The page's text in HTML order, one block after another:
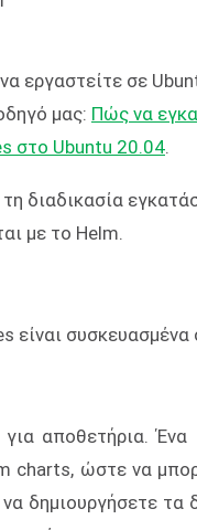
εργαστείτε σε
μας: Πώς να
στο Ubuntu 20.04
διαδικασία
με το Helm.
είναι
αποθετήρια. Ένα
charts, ώστε να
δημιουργήσετε